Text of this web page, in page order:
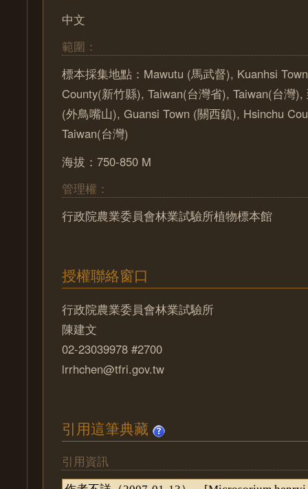
中文
範圍：
標本採集地點：Mawutu (馬武督), Kuanhsi
County(新竹縣), Taiwan(台灣省), Taiwan(台灣
(外鳥嘴山), Guansi Town (關西鎮), Hsinchu
Taiwan(台灣)
海拔：750-850 M
管理權：
行政院農業委員會林業試驗所植物標本館
授權聯絡窗口
行政院農業委員會林業試驗所
陳建文
02-23039978 #2700
lrrhchen@tfri.gov.tw
引用這筆典藏
引用資訊